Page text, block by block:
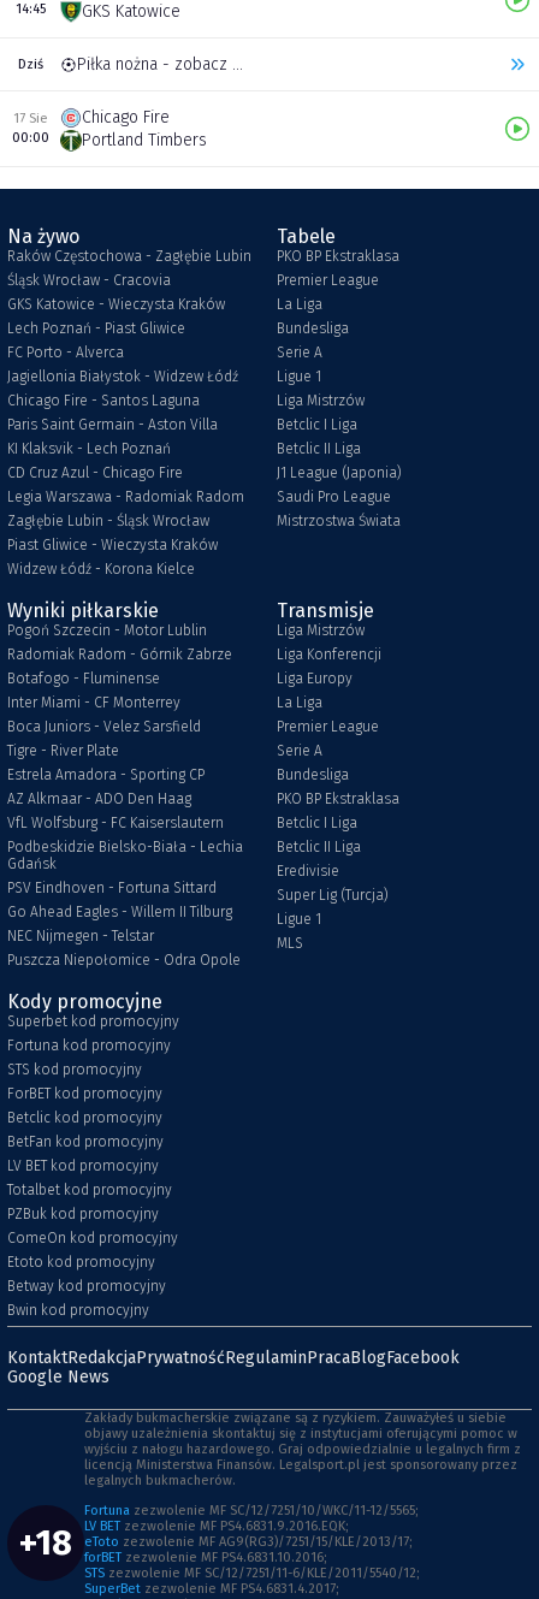
14:45
GKS Katowice
Dziś Piłka nożna - zobacz inne transmisje
17 Sie
00:00
Chicago Fire
Portland Timbers
Na żywo
Raków Częstochowa - Zagłębie Lubin
Śląsk Wrocław - Cracovia
GKS Katowice - Wieczysta Kraków
Lech Poznań - Piast Gliwice
FC Porto - Alverca
Jagiellonia Białystok - Widzew Łódź
Chicago Fire - Santos Laguna
Paris Saint Germain - Aston Villa
KI Klaksvik - Lech Poznań
CD Cruz Azul - Chicago Fire
Legia Warszawa - Radomiak Radom
Zagłębie Lubin - Śląsk Wrocław
Piast Gliwice - Wieczysta Kraków
Widzew Łódź - Korona Kielce
Tabele
PKO BP Ekstraklasa
Premier League
La Liga
Bundesliga
Serie A
Ligue 1
Liga Mistrzów
Betclic I Liga
Betclic II Liga
J1 League (Japonia)
Saudi Pro League
Mistrzostwa Świata
Wyniki piłkarskie
Pogoń Szczecin - Motor Lublin
Radomiak Radom - Górnik Zabrze
Botafogo - Fluminense
Inter Miami - CF Monterrey
Boca Juniors - Velez Sarsfield
Tigre - River Plate
Estrela Amadora - Sporting CP
AZ Alkmaar - ADO Den Haag
VfL Wolfsburg - FC Kaiserslautern
Podbeskidzie Bielsko-Biała - Lechia
Gdańsk
PSV Eindhoven - Fortuna Sittard
Go Ahead Eagles - Willem II Tilburg
NEC Nijmegen - Telstar
Puszcza Niepołomice - Odra Opole
Transmisje
Liga Mistrzów
Liga Konferencji
Liga Europy
La Liga
Premier League
Serie A
Bundesliga
PKO BP Ekstraklasa
Betclic I Liga
Betclic II Liga
Eredivisie
Super Lig (Turcja)
Ligue 1
MLS
Kody promocyjne
Superbet kod promocyjny
Fortuna kod promocyjny
STS kod promocyjny
ForBET kod promocyjny
Betclic kod promocyjny
BetFan kod promocyjny
LV BET kod promocyjny
Totalbet kod promocyjny
PZBuk kod promocyjny
ComeOn kod promocyjny
Etoto kod promocyjny
Betway kod promocyjny
Bwin kod promocyjny
KontaktRedakcjaPrywatnośćRegulaminPracaBlogFacebook
Google News
+18
Zakłady bukmacherskie związane są z ryzykiem. Zauważyłeś u siebie
objawy uzależnienia skontaktuj się z instytucjami oferującymi pomoc w
wyjściu z nałogu hazardowego. Graj odpowiedzialnie u legalnych firm z
licencją Ministerstwa Finansów. Legalsport.pl jest sponsorowany przez
legalnych bukmacherów.
Fortuna zezwolenie MF SC/12/7251/10/WKC/11-12/5565;
LV BET zezwolenie MF PS4.6831.9.2016.EQK;
eToto zezwolenie MF AG9(RG3)/7251/15/KLE/2013/17;
forBET zezwolenie MF PS4.6831.10.2016;
STS zezwolenie MF SC/12/7251/11-6/KLE/2011/5540/12;
SuperBet zezwolenie MF PS4.6831.4.2017;